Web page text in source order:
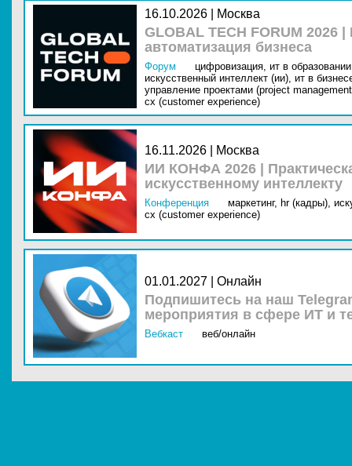
16.10.2026 | Москва
GLOBAL TECH FORUM
автоматизация бизнеса
Форум цифровизация, ит в
искусственный интеллект (ии), ит в
управление проектами (project
cx (customer experience)
16.11.2026 | Москва
ИИ КОНФА 2026 |
искусственному интеллекту
Конференция маркетинг, hr (кадры),
cx (customer experience)
01.01.2027 | Онлайн
Подпишитесь на наш
мероприятия в сфере ИТ и
Вебкаст веб/онлайн